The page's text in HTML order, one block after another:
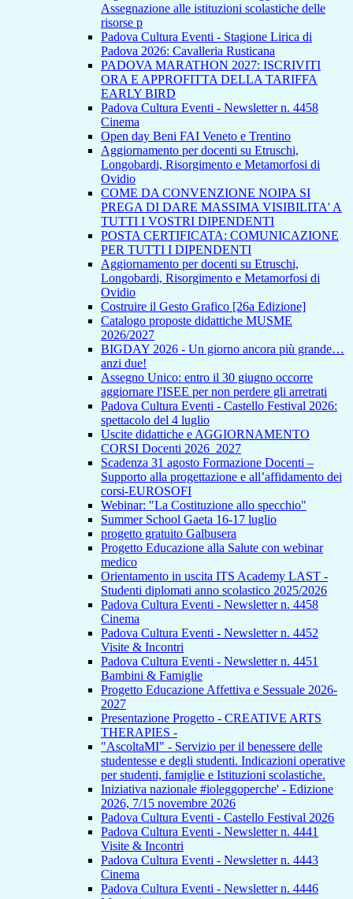
Assegnazione alle istituzioni scolastiche delle
risorse p
Padova Cultura Eventi - Stagione Lirica di
Padova 2026: Cavalleria Rusticana
PADOVA MARATHON 2027: ISCRIVITI
ORA E APPROFITTA DELLA TARIFFA
EARLY BIRD
Padova Cultura Eventi - Newsletter n. 4458
Cinema
Open day Beni FAI Veneto e Trentino
Aggiornamento per docenti su Etruschi,
Longobardi, Risorgimento e Metamorfosi di
Ovidio
COME DA CONVENZIONE NOIPA SI
PREGA DI DARE MASSIMA VISIBILITA' A
TUTTI I VOSTRI DIPENDENTI
POSTA CERTIFICATA: COMUNICAZIONE
PER TUTTI I DIPENDENTI
Aggiornamento per docenti su Etruschi,
Longobardi, Risorgimento e Metamorfosi di
Ovidio
Costruire il Gesto Grafico [26a Edizione]
Catalogo proposte didattiche MUSME
2026/2027
BIGDAY 2026 - Un giorno ancora più grande…
anzi due!
Assegno Unico: entro il 30 giugno occorre
aggiornare l'ISEE per non perdere gli arretrati
Padova Cultura Eventi - Castello Festival 2026:
spettacolo del 4 luglio
Uscite didattiche e AGGIORNAMENTO
CORSI Docenti 2026_2027
Scadenza 31 agosto Formazione Docenti –
Supporto alla progettazione e all’affidamento dei
corsi-EUROSOFI
Webinar: "La Costituzione allo specchio"
Summer School Gaeta 16-17 luglio
progetto gratuito Galbusera
Progetto Educazione alla Salute con webinar
medico
Orientamento in uscita ITS Academy LAST -
Studenti diplomati anno scolastico 2025/2026
Padova Cultura Eventi - Newsletter n. 4458
Cinema
Padova Cultura Eventi - Newsletter n. 4452
Visite & Incontri
Padova Cultura Eventi - Newsletter n. 4451
Bambini & Famiglie
Progetto Educazione Affettiva e Sessuale 2026-
2027
Presentazione Progetto - CREATIVE ARTS
THERAPIES -
"AscoltaMI" - Servizio per il benessere delle
studentesse e degli studenti. Indicazioni operative
per studenti, famiglie e Istituzioni scolastiche.
Iniziativa nazionale #ioleggoperche' - Edizione
2026, 7/15 novembre 2026
Padova Cultura Eventi - Castello Festival 2026
Padova Cultura Eventi - Newsletter n. 4441
Visite & Incontri
Padova Cultura Eventi - Newsletter n. 4443
Cinema
Padova Cultura Eventi - Newsletter n. 4446